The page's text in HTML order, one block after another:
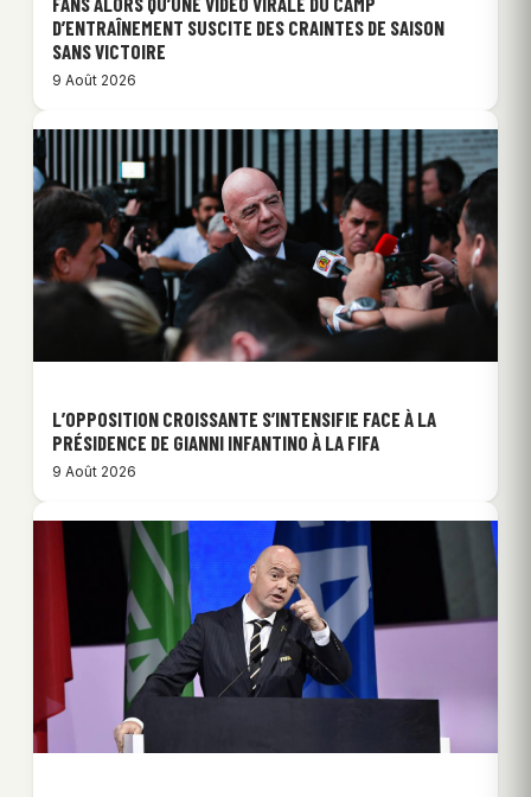
D’ENTRAÎNEMENT SUSCITE DES CRAINTES DE SAISON
SANS VICTOIRE
9 Août 2026
L’OPPOSITION CROISSANTE S’INTENSIFIE FACE À LA
PRÉSIDENCE DE GIANNI INFANTINO À LA FIFA
9 Août 2026